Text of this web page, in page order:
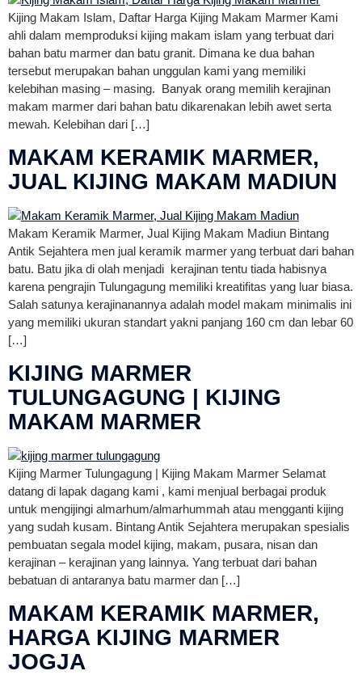
Kijing Makam Islam, Daftar Harga Kijing Makam Marmer Kami
ahli dalam memproduksi kijing makam islam yang terbuat dari
bahan batu marmer dan batu granit. Dimana ke dua bahan
tersebut merupakan bahan unggulan kami yang memiliki
kelebihan masing – masing. Banyak orang memilih kerajinan
makam marmer dari bahan batu dikarenakan lebih awet serta
mewah. Kelebihan dari […]
MAKAM KERAMIK MARMER,
JUAL KIJING MAKAM MADIUN
Makam Keramik Marmer, Jual Kijing Makam Madiun Bintang
Antik Sejahtera men jual keramik marmer yang terbuat dari bahan
batu. Batu jika di olah menjadi kerajinan tentu tiada habisnya
karena pengrajin Tulungagung memiliki kreatifitas yang luar biasa.
Salah satunya kerajinanannya adalah model makam minimalis ini
yang memiliki ukuran standart yakni panjang 160 cm dan lebar 60
[…]
KIJING MARMER
TULUNGAGUNG | KIJING
MAKAM MARMER
Kijing Marmer Tulungagung | Kijing Makam Marmer Selamat
datang di lapak dagang kami , kami menjual berbagai produk
untuk mengijingi almarhum/almarhummah atau mengganti kijing
yang sudah kusam. Bintang Antik Sejahtera merupakan spesialis
pembuatan segala model kijing, makam, pusara, nisan dan
kerajinan – kerajinan yang lainnya. Yang terbuat dari bahan
bebatuan di antaranya batu marmer dan […]
MAKAM KERAMIK MARMER,
HARGA KIJING MARMER
JOGJA